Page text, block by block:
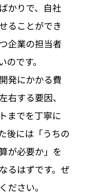
かりで、自社
ることができ
企業の担当者
です。
発にかかる費
右する要因、
までを丁寧に
後には「うちの
が必要か」を
るはずです。ぜ
ださい。